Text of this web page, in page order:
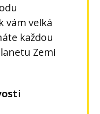
vám velká
každou
Zemi